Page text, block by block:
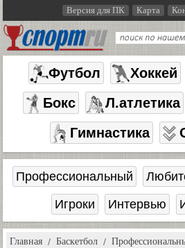
Версия для ПК Карта
Футбол Хоккей
Бокс
Л.атлетика
Гимнастика
Профессиональный
Игроки
Интервью
Главная Баскетбол